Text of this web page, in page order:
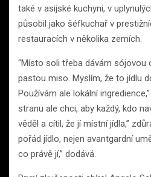
také v asijské kuchyni, v
působil jako šéfkuchař v
restauracích v několika zemích.
“Místo soli třeba dávám sójovou
pastou miso. Myslím, že to jídlu
Používám ale lokální
stranu ale chci, aby každý, kdo
věděl a cítil, že jí místní jídla,”
pořád jídlo, nejen avantgardní
co právě jí,” dodává.